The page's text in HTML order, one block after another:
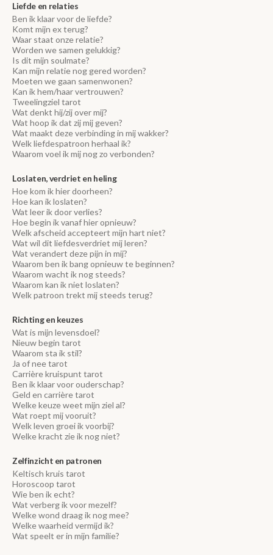
Liefde en relaties
Ben ik klaar voor de liefde?
Komt mijn ex terug?
Waar staat onze relatie?
Worden we samen gelukkig?
Is dit mijn soulmate?
Kan mijn relatie nog gered worden?
Moeten we gaan samenwonen?
Kan ik hem/haar vertrouwen?
Tweelingziel tarot
Wat denkt hij/zij over mij?
Wat hoop ik dat zij mij geven?
Wat maakt deze verbinding in mij wakker?
Welk liefdespatroon herhaal ik?
Waarom voel ik mij nog zo verbonden?
Loslaten, verdriet en heling
Hoe kom ik hier doorheen?
Hoe kan ik loslaten?
Wat leer ik door verlies?
Hoe begin ik vanaf hier opnieuw?
Welk afscheid accepteert mijn hart niet?
Wat wil dit liefdesverdriet mij leren?
Wat verandert deze pijn in mij?
Waarom ben ik bang opnieuw te beginnen?
Waarom wacht ik nog steeds?
Waarom kan ik niet loslaten?
Welk patroon trekt mij steeds terug?
Richting en keuzes
Wat is mijn levensdoel?
Nieuw begin tarot
Waarom sta ik stil?
Ja of nee tarot
Carrière kruispunt tarot
Ben ik klaar voor ouderschap?
Geld en carrière tarot
Welke keuze weet mijn ziel al?
Wat roept mij vooruit?
Welk leven groei ik voorbij?
Welke kracht zie ik nog niet?
Zelfinzicht en patronen
Keltisch kruis tarot
Horoscoop tarot
Wie ben ik echt?
Wat verberg ik voor mezelf?
Welke wond draag ik nog mee?
Welke waarheid vermijd ik?
Wat speelt er in mijn familie?